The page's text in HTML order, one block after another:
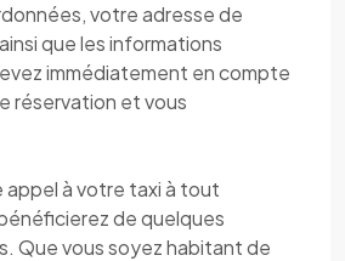
votre adresse de
que les informations
immédiatement en compte
réservation et vous
appel à votre taxi à tout
de quelques
Que vous soyez habitant de